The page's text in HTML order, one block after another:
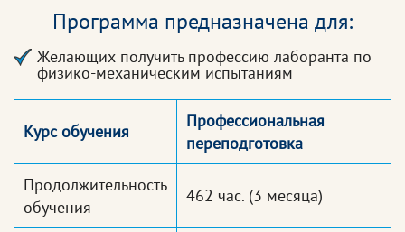
Программа предназначена для:
Желающих получить профессию лаборанта по
физико-механическим испытаниям
Курс обучения
Профессиональная
переподготовка
Продолжительность
обучения
462 час. (3 месяца)